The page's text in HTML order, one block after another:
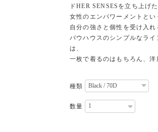
ドHER SENSESを立ち上げた
女性のエンパワーメントとい
自分の強さと個性を受け入れ
バウハウスのシンプルなラ
は、
一枚で着るのはもちろん、洋
種類
数量